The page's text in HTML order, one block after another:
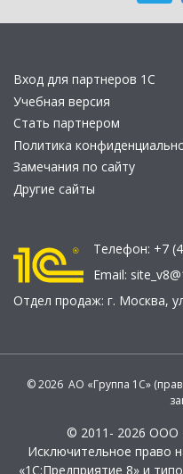
Вход для партнеров 1С
Учебная версия
Стать партнером
Политика
Замечания по сайту
Другие сайты
Телефон: +7
Email:
Отдел продаж: г. Москва,
© 2026 АО «Группа 1С»
© 2011- 2026 ООО
Исключительное право
«1С:Предприятие 8» и